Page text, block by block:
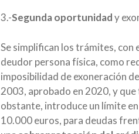
3.-Segunda oportunidady
Se simplifican los trámites, con
deudor persona física, como
imposibilidad de exoneración
2003, aprobado en 2020, y
obstante, introduce un límite
10.000 euros, para deudas